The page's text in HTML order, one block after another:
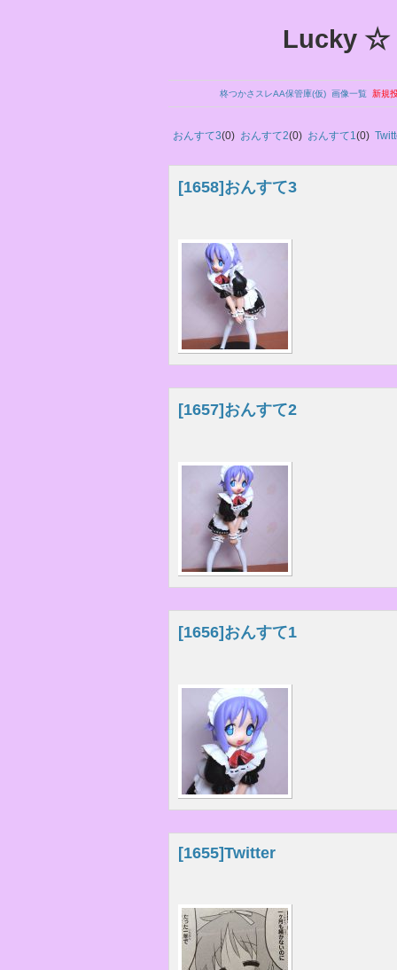
Lucky ☆
柊つかさスレAA保管庫(仮) 画像一覧 新規
おんすて3(0) おんすて2(0) おんすて1(0)
[1658] おんすて3
[1657] おんすて2
[1656] おんすて1
[1655]Twitter